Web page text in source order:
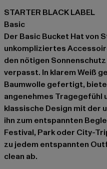
STARTER BLACK LABEL
Basic
Der Basic Bucket Hat von
unkompliziertes
den nötigen
verpasst. In klarem Weiß
Baumwolle gefertigt,
angenehmes Tragegefühl
klassische Design mit der
ihn zum entspannten
Festival, Park oder City-
zu jedem entspannten
clean ab.